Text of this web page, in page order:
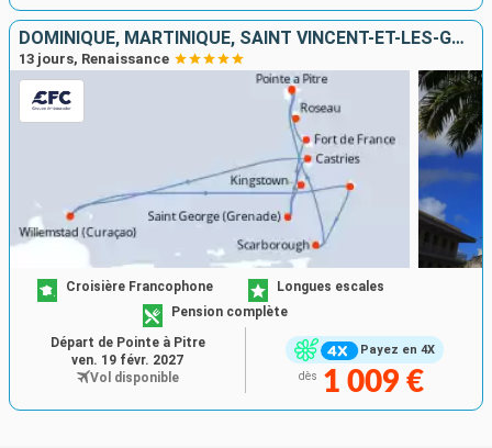
DOMINIQUE, MARTINIQUE, SAINT VINCENT-ET-LES-GRENADINES, GRENADE, SAINTE-LUCIE, BARBADE, TRINITÉ-ET-TOBAGO, GUADELOUPE
13 jours, Renaissance
Payez en 4X
Croisière Francophone
Longues escales
Pension complète
dès 1 009 €
Départ de Pointe à Pitre
ven. 19 févr. 2027
Vol disponible